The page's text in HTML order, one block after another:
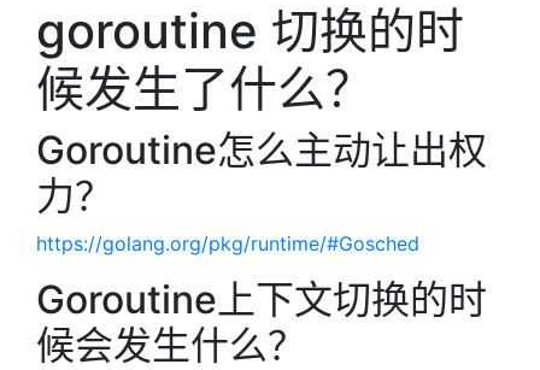
goroutine 切换的时
候发生了什么？
Goroutine怎么主动让出权
力？
https://golang.org/pkg/runtime/#Gosched
Goroutine上下文切换的时
候会发生什么？